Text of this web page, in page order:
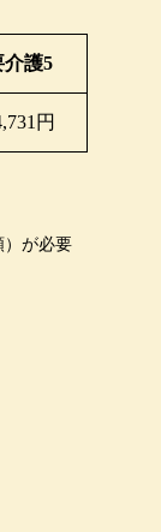
介護5
円
）が必要